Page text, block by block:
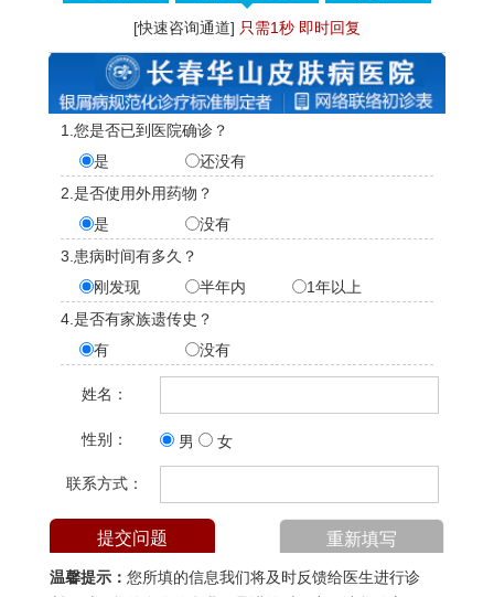
[快速咨询通道] 只需1秒 即时回复
1.您是否已到医院确诊？
是
还没有
2.是否使用外用药物？
是
没有
3.患病时间有多久？
刚发现
半年内
1年以上
4.是否有家族遗传史？
有
没有
姓名：
性别： 男 女
联系方式：
温馨提示： 您所填的信息我们将及时反馈给医生进行诊